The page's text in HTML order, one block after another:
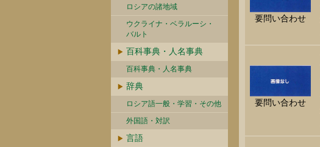
ロシアの諸地域
ウクライナ・ベラルーシ・
バルト
百科事典・人名事典
百科事典・人名事典
辞典
ロシア語一般・学習・その他
外国語・対訳
言語
要問い合わせ
要問い合わせ